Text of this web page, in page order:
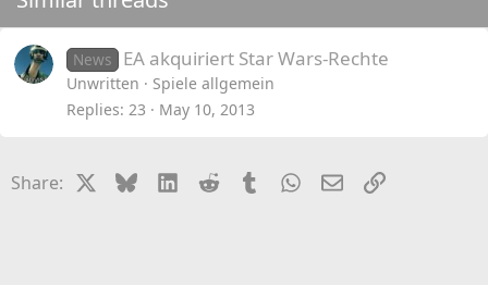
News EA akquiriert Star Wars-Rechte
Unwritten
Spiele allgemein
Replies 23 May 10, 2013
Share: BlueskyLinkedIn
Reddit TumblrWhatsApp
EmailLink